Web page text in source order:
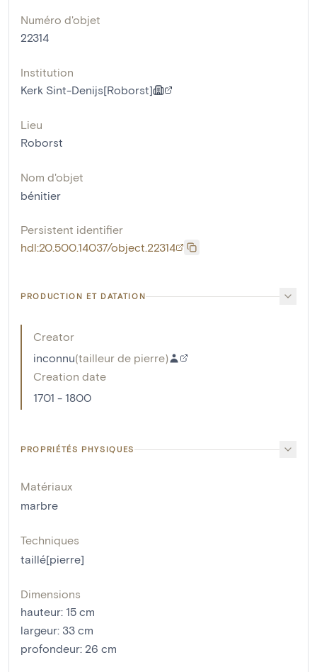
Numéro d'objet
22314
Institution
Kerk Sint-Denijs[Roborst]
Lieu
Roborst
Nom d'objet
bénitier
Persistent identifier
hdl:20.500.14037/object.22314
PRODUCTION ET DATATION
Creator
inconnu(tailleur de pierre)
Creation date
1701 - 1800
PROPRIÉTÉS PHYSIQUES
Matériaux
marbre
Techniques
taillé[pierre]
Dimensions
hauteur: 15 cm
largeur: 33 cm
profondeur: 26 cm